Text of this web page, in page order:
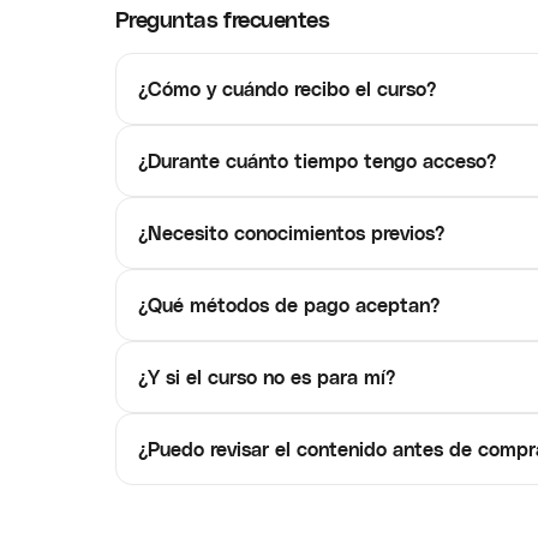
Preguntas frecuentes
¿Cómo y cuándo recibo el curso?
¿Durante cuánto tiempo tengo acceso?
¿Necesito conocimientos previos?
¿Qué métodos de pago aceptan?
¿Y si el curso no es para mí?
¿Puedo revisar el contenido antes de